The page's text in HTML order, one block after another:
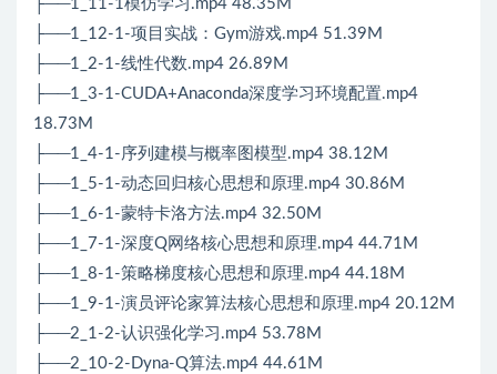
├──1_11-1模仿学习.mp4 48.35M
├──1_12-1-项目实战：Gym游戏.mp4 51.39M
├──1_2-1-线性代数.mp4 26.89M
├──1_3-1-CUDA+Anaconda深度学习环境配置.mp4
18.73M
├──1_4-1-序列建模与概率图模型.mp4 38.12M
├──1_5-1-动态回归核心思想和原理.mp4 30.86M
├──1_6-1-蒙特卡洛方法.mp4 32.50M
├──1_7-1-深度Q网络核心思想和原理.mp4 44.71M
├──1_8-1-策略梯度核心思想和原理.mp4 44.18M
├──1_9-1-演员评论家算法核心思想和原理.mp4 20.12M
├──2_1-2-认识强化学习.mp4 53.78M
├──2_10-2-Dyna-Q算法.mp4 44.61M